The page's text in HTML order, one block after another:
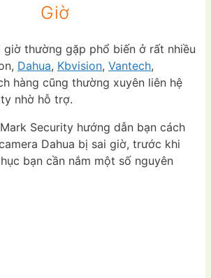
Giờ
giờ thường gặp phổ biến ở rất nhiều
Dahua, Kbvision, Vantech,
hàng cũng thường xuyên liên hệ
nhờ hỗ trợ.
Security hướng dẫn bạn cách
Dahua bị sai giờ, trước khi
bạn cần nắm một số nguyên